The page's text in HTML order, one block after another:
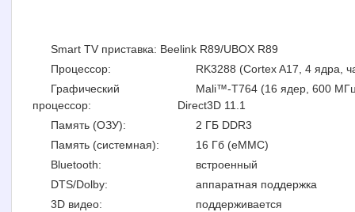
Smart TV приставка: Beelink R89/UBOX R89
Процессор:
RK3288 (Cortex A17, 4 ядра,
Графический
процессор:
Mali™-T764 (16 ядер, 600
Direct3D 11.1
Память (ОЗУ):
2 ГБ DDR3
Память (системная):
16 Гб (eMMC)
Bluetooth:
встроенный
DTS/Dolby:
аппаратная поддержка
3D видео:
поддерживается